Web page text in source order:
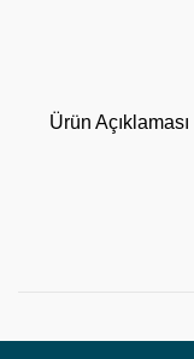
Ürün Açıklaması